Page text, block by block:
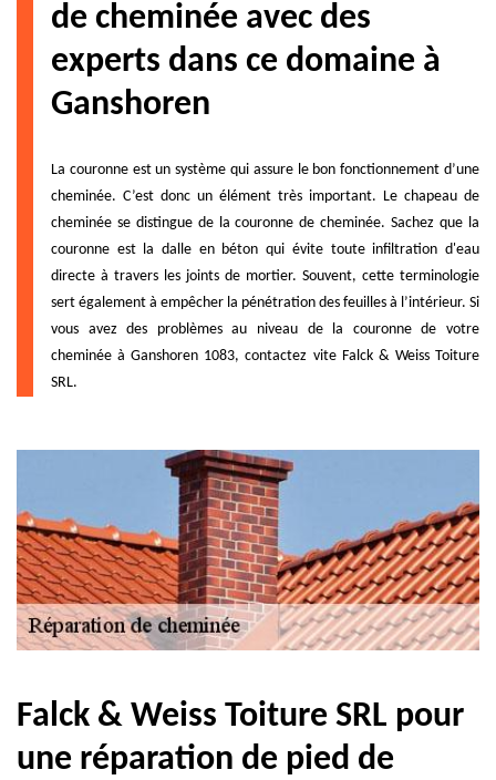
de cheminée avec des
experts dans ce domaine à
Ganshoren
La couronne est un système qui assure le bon fonctionnement d’une
cheminée. C’est donc un élément très important. Le chapeau de
cheminée se distingue de la couronne de cheminée. Sachez que la
couronne est la dalle en béton qui évite toute infiltration d'eau
directe à travers les joints de mortier. Souvent, cette terminologie
sert également à empêcher la pénétration des feuilles à l’intérieur. Si
vous avez des problèmes au niveau de la couronne de votre
cheminée à Ganshoren 1083, contactez vite Falck & Weiss Toiture
SRL.
Falck & Weiss Toiture SRL pour
une réparation de pied de